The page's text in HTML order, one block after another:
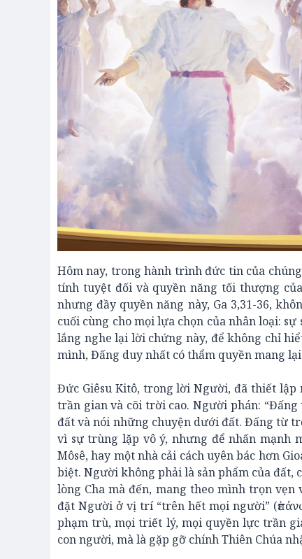
Hôm nay, trong hành trình đức tin của
tính tuyệt đối và quyền năng tối thượng
nhưng đầy quyền năng này, Ga 3,31-36,
cuối cùng cho mọi lựa chọn của nhân loại:
lắng nghe lại lời chứng này, để không chỉ
mình, Đấng duy nhất có thẩm quyền mang
Đức Giêsu Kitô, trong lời Người, đã thiết lập
trần gian và cõi trời cao. Người phán:
đất và nói những chuyện dưới đất. Đấng từ
vì sự trùng lặp vô ý, nhưng để nhấn mạnh
Môsê, hay một nhà cải cách uyên bác hơn
biệt. Người không phải là sản phẩm của
lòng Cha mà đến, mang theo mình trọn
đặt Người ở vị trí “trên hết mọi người”
phạm trù, mọi triết lý, mọi quyền lực trần
con người, mà là gặp gỡ chính Thiên Chúa